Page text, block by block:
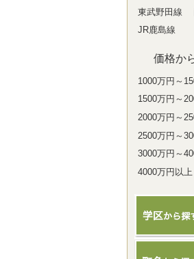
東武野田線
JR鹿島線
価格か
1000万円～
1500万円～
2000万円～
2500万円～
3000万円～
4000万円以上